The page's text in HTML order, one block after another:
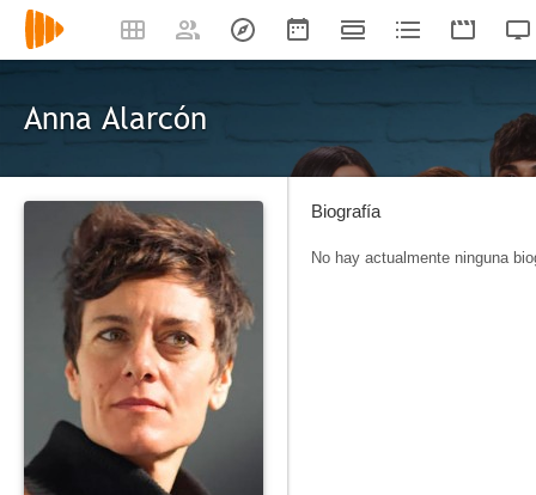
Anna Alarcón
Biografía
No hay actualmente ninguna